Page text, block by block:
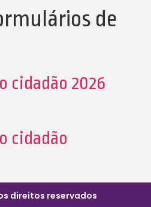
de
cidadão 2026
cidadão
direitos reservados